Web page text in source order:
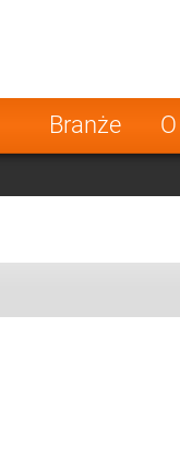
Branże
Norway